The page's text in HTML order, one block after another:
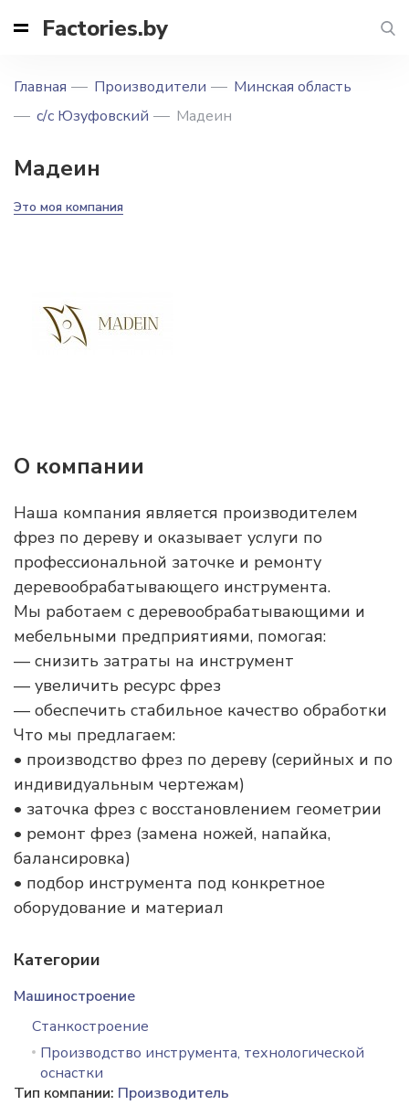
Factories.by
Главная Производители
Минская область
с/с Юзуфовский
Мадеин
Мадеин
Это моя компания
О компании
Наша компания является производителем
фрез по дереву и оказывает услуги по
профессиональной заточке и ремонту
деревообрабатывающего инструмента.
Мы работаем с деревообрабатывающими и
мебельными предприятиями, помогая:
— снизить затраты на инструмент
— увеличить ресурс фрез
— обеспечить стабильное качество обработки
Что мы предлагаем:
• производство фрез по дереву (серийных и по
индивидуальным чертежам)
• заточка фрез с восстановлением геометрии
• ремонт фрез (замена ножей, напайка,
балансировка)
• подбор инструмента под конкретное
оборудование и материал
Категории
Машиностроение
Станкостроение
Производство инструмента, технологической
оснастки
Тип компании: Производитель